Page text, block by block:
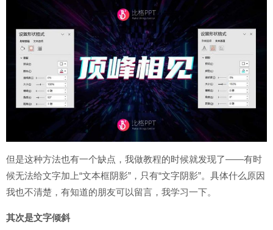
但是这种方法也有一个缺点，我做教程的时候就发现了——有时
候无法给文字加上“文本框阴影”，只有“文字阴影”。具体什么原因
我也不清楚，有知道的朋友可以留言，我学习一下。
其次是文字倾斜